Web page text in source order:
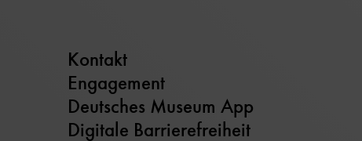
Kontakt
Engagement
Deutsches Museum App
Digitale Barrierefreiheit